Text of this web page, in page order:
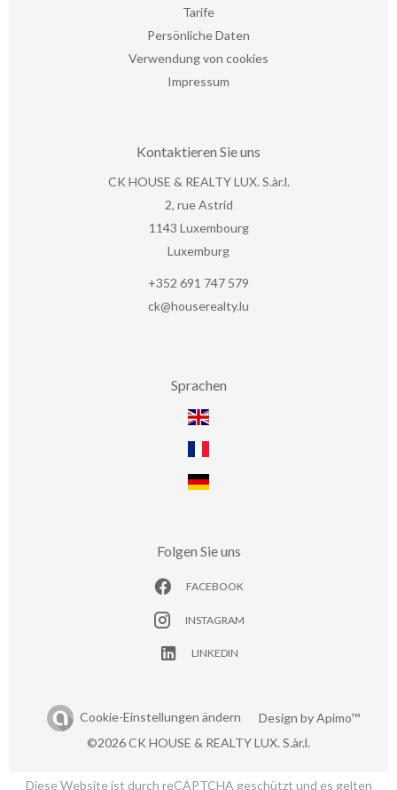
Tarife
Persönliche Daten
Verwendung von cookies
Impressum
Kontaktieren Sie uns
CK HOUSE & REALTY LUX. S.àr.l.
2, rue Astrid
1143 Luxembourg
Luxemburg
+352 691 747 579
ck@houserealty.lu
Sprachen
Folgen Sie uns
FACEBOOK
INSTAGRAM
LINKEDIN
Cookie-Einstellungen ändern Design byApimo™
©2026 CK HOUSE & REALTY LUX. S.àr.l.
Diese Website ist durch reCAPTCHA geschützt und es gelten